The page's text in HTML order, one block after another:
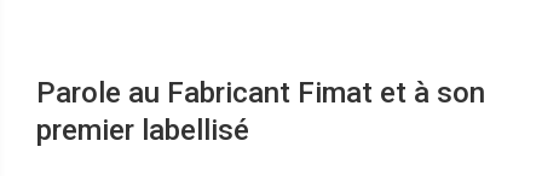
Parole au Fabricant Fimat et à son
premier labellisé